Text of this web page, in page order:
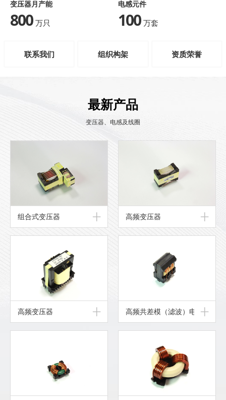
变压器月产能
800 万只
电感元件
100 万套
联系我们 组织构架 资质荣誉
最新产品
变压器、电感及线圈
组合式变压器 高频变压器
高频变压器 高频共差模（滤波）电感